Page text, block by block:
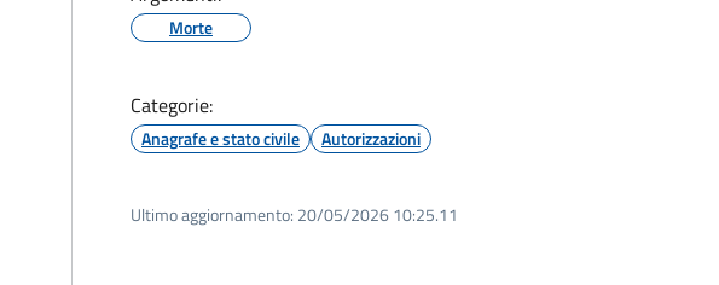
Morte
Categorie:
Anagrafe e stato civile Autorizzazioni
Ultimo aggiornamento: 20/05/2026 10:25.11